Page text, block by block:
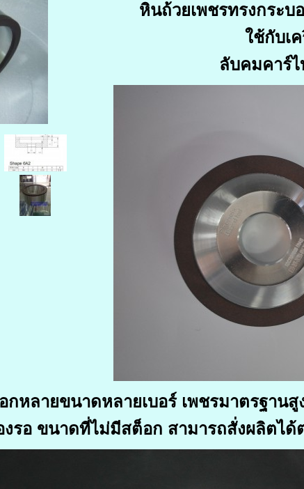
หินถ้วยเพชรทรงกระบ
ใช้กับเ
ลับคมคาร์
กหลายขนาดหลายเบอร์ เพชรมาตรฐาน
รอ ขนาดที่ไม่มีสต็อก สามารถสั่งผลิตได้